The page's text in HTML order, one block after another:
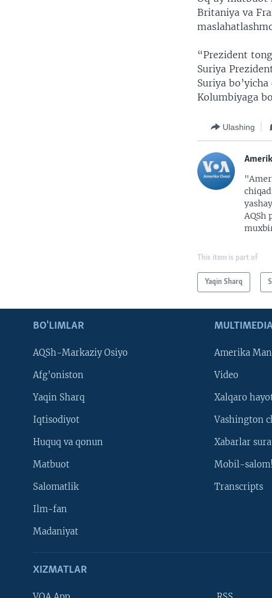
Britaniya va
“Prezident
Suriya
Suriya
Kolumbiyaga
Ulashing
AQSh
This item is part of
Yaqin Sharq
BO'LIMLAR
AQSh-Markaziy Osiyo
Afg'oniston
Yaqin Sharq
Iqtisodiyot
Huquq va qonun
Matbuot
Salomatlik
Ilm-fan
Madaniyat
Amerika
Video
Xalqaro
Vashington
Xabarlar
Mobil-salom!
Transcripts
XIZMATLAR